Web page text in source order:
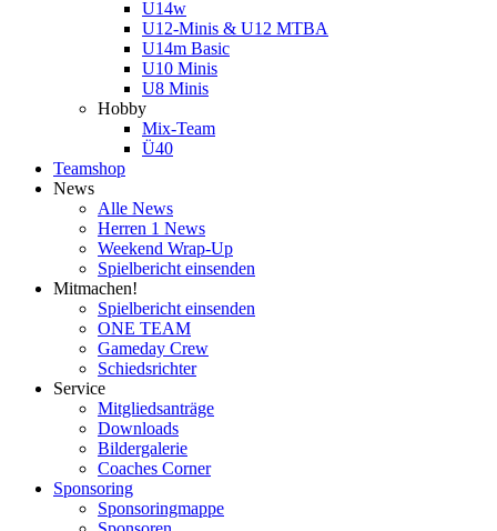
U14w
U12-Minis & U12 MTBA
U14m Basic
U10 Minis
U8 Minis
Hobby
Mix-Team
Ü40
Teamshop
News
Alle News
Herren 1 News
Weekend Wrap-Up
Spielbericht einsenden
Mitmachen!
Spielbericht einsenden
ONE TEAM
Gameday Crew
Schiedsrichter
Service
Mitgliedsanträge
Downloads
Bildergalerie
Coaches Corner
Sponsoring
Sponsoringmappe